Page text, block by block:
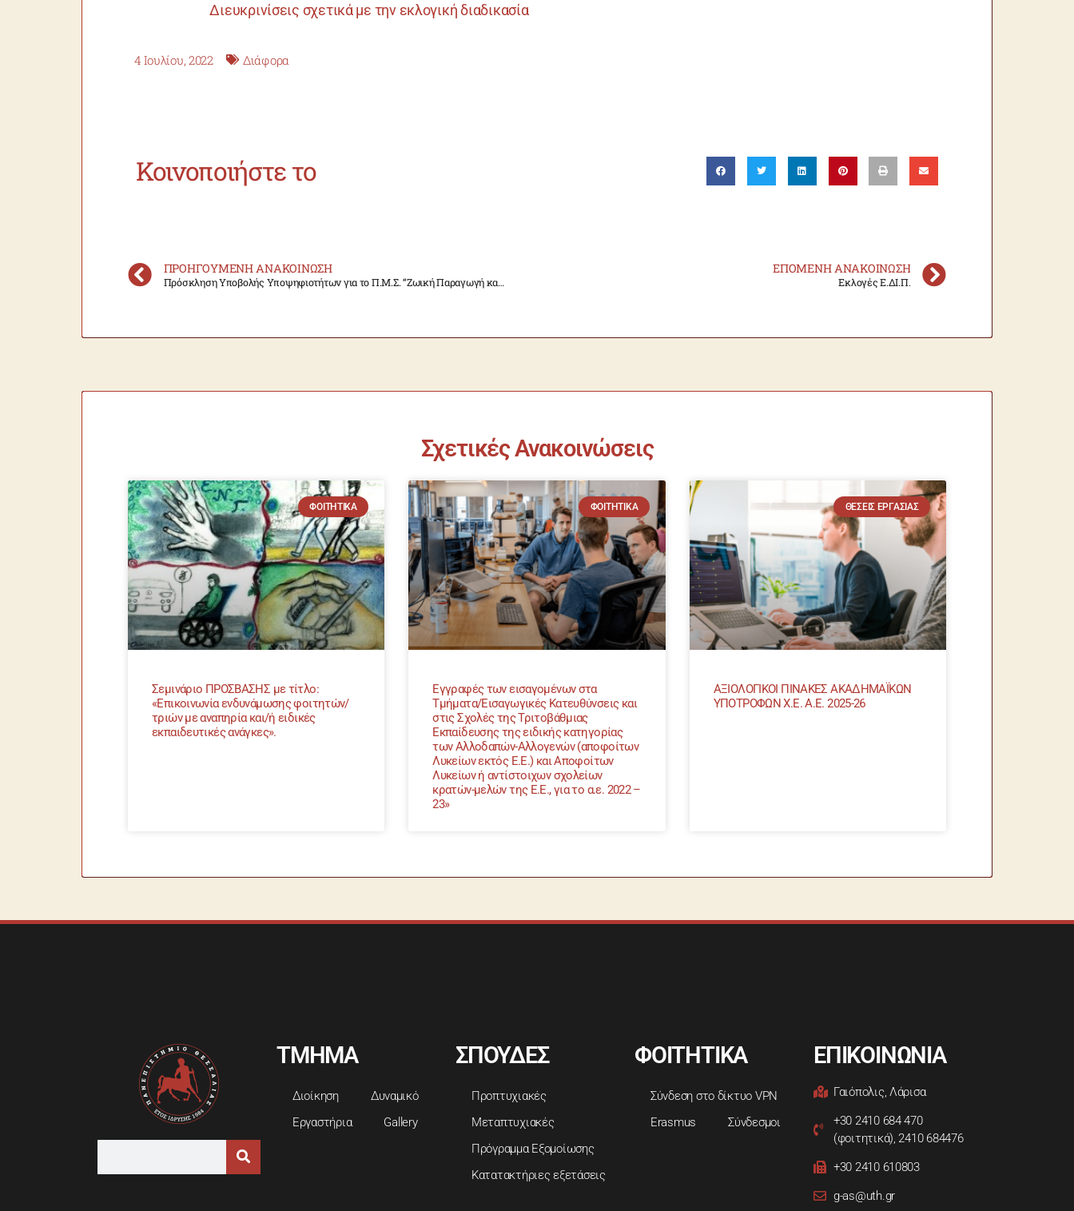
Διευκρινίσεις σχετικά με την εκλογική διαδικασία
4 Ιουλίου, 2022 Διάφορα
Κοινοποιήστε το
ΠΡΟΗΓΟΎΜΕΝΗ ΑΝΑΚΟΊΝΩΣΗ
Πρόσκληση Υποβολής Υποψηφιοτήτων για το Π.Μ.Σ. “Ζωική Παραγωγή και Περιβαλλοντική Διαχείριση”
ΕΠΌΜΕΝΗ ΑΝΑΚΟΊΝΩΣΗ
Εκλογές Ε.ΔΙ.Π.
Σχετικές Ανακοινώσεις
ΦΟΙΤΗΤΙΚΆ
Σεμινάριο ΠΡΟΣΒΑΣΗΣ με τίτλο:
«Επικοινωνία ενδυνάμωσης φοιτητών/
τριών με αναπηρία και/ή ειδικές
εκπαιδευτικές ανάγκες».
ΦΟΙΤΗΤΙΚΆ
Εγγραφές των εισαγομένων στα
Τμήματα/Εισαγωγικές Κατευθύνσεις και
στις Σχολές της Τριτοβάθμιας
Εκπαίδευσης της ειδικής κατηγορίας
των Αλλοδαπών-Αλλογενών (αποφοίτων
Λυκείων εκτός Ε.Ε.) και Αποφοίτων
Λυκείων ή αντίστοιχων σχολείων
κρατών-μελών της Ε.Ε., για το α.ε. 2022 –
23»
ΘΈΣΕΙΣ ΕΡΓΑΣΊΑΣ
ΑΞΙΟΛΟΓΙΚΟΙ ΠΙΝΑΚΕΣ ΑΚΑΔΗΜΑΪΚΩΝ
ΥΠΟΤΡΟΦΩΝ Χ.Ε. Α.Ε. 2025-26
ΤΜΗΜΑ
Διοίκηση
Δυναμικό
Εργαστήρια
Gallery
ΣΠΟΥΔΕΣ
Προπτυχιακές
Μεταπτυχιακές
Πρόγραμμα Εξομοίωσης
Κατατακτήριες εξετάσεις
ΦΟΙΤΗΤΙΚΑ
Σύνδεση στο δίκτυο VPN
Erasmus
Σύνδεσμοι
ΕΠΙΚΟΙΝΩΝΙΑ
Γαιόπολις, Λάρισα
+30 2410 684 470
(φοιτητικά), 2410 684476
+30 2410 610803
g-as@uth.gr